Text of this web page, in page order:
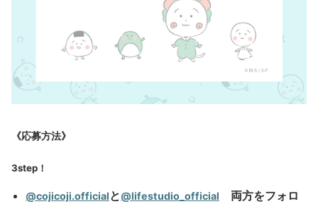
《応募方法》
3step ！
@cojicoji.officialと@lifestudio_official
両方をフォロ